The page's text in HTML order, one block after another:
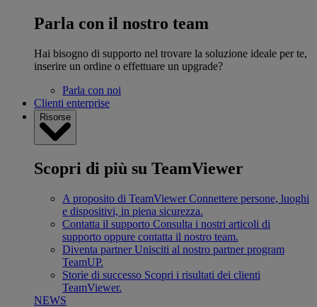
Parla con il nostro team
Hai bisogno di supporto nel trovare la soluzione ideale per te,
inserire un ordine o effettuare un upgrade?
Parla con noi
Clienti enterprise
Risorse
Scopri di più su TeamViewer
A proposito di TeamViewer Connettere persone, luoghi
e dispositivi, in piena sicurezza.
Contatta il supporto Consulta i nostri articoli di
supporto oppure contatta il nostro team.
Diventa partner Unisciti al nostro partner program
TeamUP.
Storie di successo Scopri i risultati dei clienti
TeamViewer.
NEWS